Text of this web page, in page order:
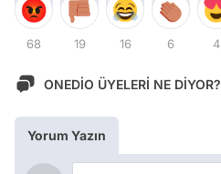
68 19 16 6 4
ONEDİO ÜYELERİ NE DİYOR?
Yorum Yazın